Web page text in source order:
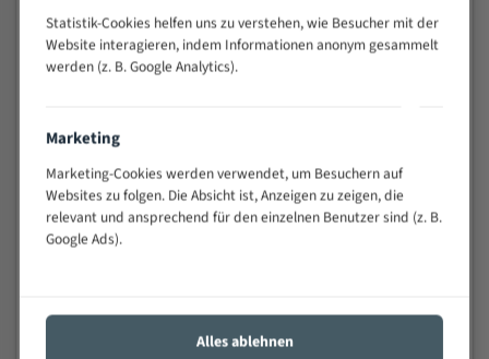
wechselnde Verbindungslängen)
Sehr geringe Vibration
Technische Beschreibung:
Positiver Spanwinkel
Bandkörper aus hochlegiertem Federstahl
Legierte HSS-beschichtete Zahnspitzen
Statistik-Cookies helfen uns zu verstehen, wie Besucher mit der
Website interagieren, indem Informationen anonym gesammelt
werden (z. B. Google Analytics).
Marketing
Marketing-Cookies werden verwendet, um Besuchern auf
Websites zu folgen. Die Absicht ist, Anzeigen zu zeigen, die
relevant und ansprechend für den einzelnen Benutzer sind (z. B.
Google Ads).
Alles ablehnen